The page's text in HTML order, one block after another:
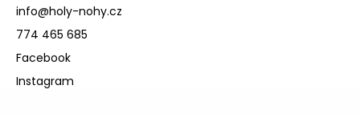
info@holy-nohy.cz
774 465 685
Facebook
Instagram